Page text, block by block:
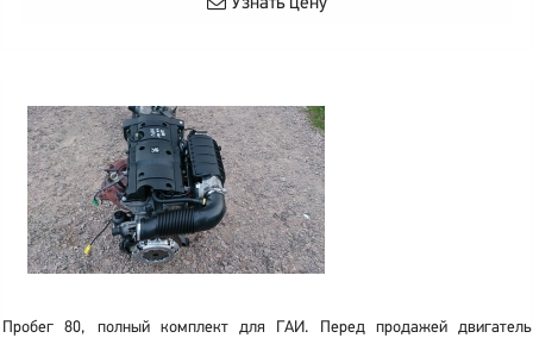
Пробег 80, полный комплект для ГАИ. Перед продажей двигатель